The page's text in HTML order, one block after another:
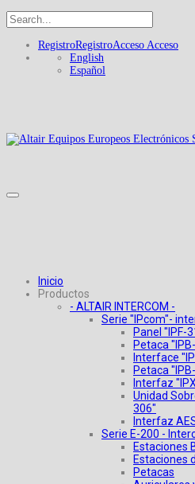
RegistroRegistroAcceso Acceso
English
Español
Inicio
Productos
- ALTAIR INTERCOM -
Serie "IPcom"-
Panel "IPF-
Petaca
Interface
Petaca
Interfaz
Unidad
306"
Interfaz
Serie E-200 -
Estaciones
Estaciones
Petacas